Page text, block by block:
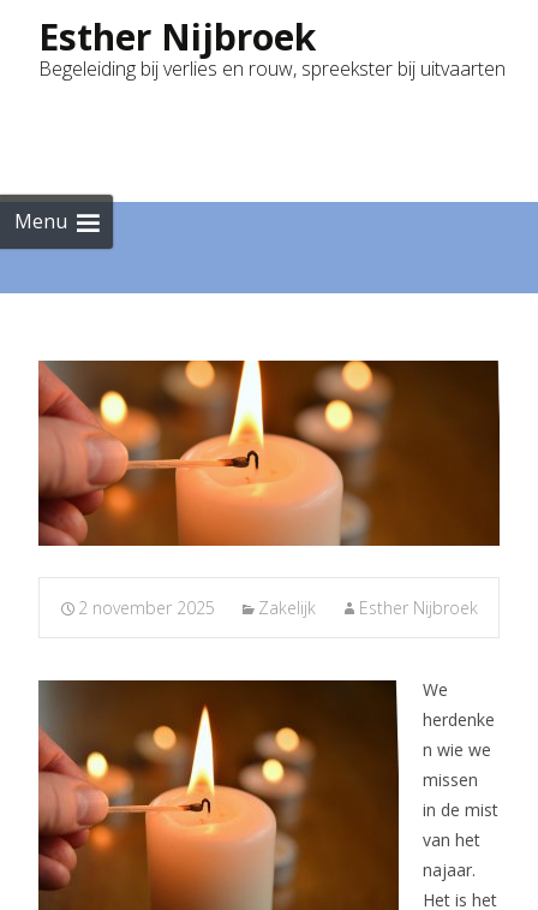
Esther Nijbroek
Begeleiding bij verlies en rouw, spreekster bij uitvaarten
Menu
2 november 2025 Zakelijk Esther Nijbroek
We
herdenke
n wie we
missen
in de mist
van het
najaar.
Het is het